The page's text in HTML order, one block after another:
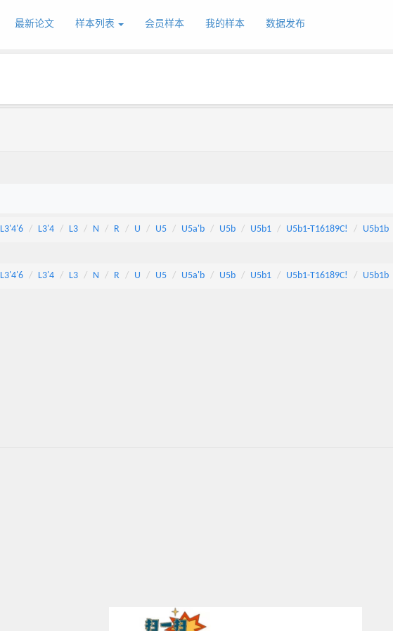
最新论文 样本列表 会员样本 我的样本 数据发布
L3'4'6 L3'4 L3 N R U U5 U5a'b U5b U5b1 U5b1-T16189C! U5b1b
L3'4'6 L3'4 L3 N R U U5 U5a'b U5b U5b1 U5b1-T16189C! U5b1b